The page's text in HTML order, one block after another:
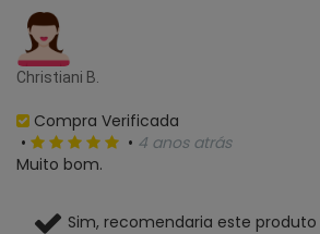
Christiani B.
Compra Verificada
•
• 4 anos atrás
Muito bom.
Sim, recomendaria este